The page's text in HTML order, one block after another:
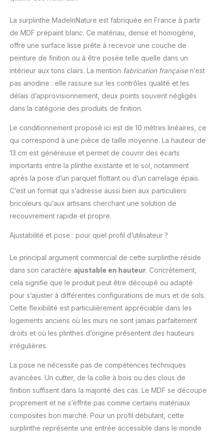
finales (13.1 cm, 10.9 cm,
7.9 cm), s'adapte
parfaitement à vos
anciennes plinthes. La
simplement avec un
cutter sur les
emplacements. Poncé
légèrement la découpe
finition. Plinthe de
recouvrement pré-
peinte pour une finition
optimale : Livrée avec
une couche de peinture
blanche, prête à
l'emploi ou à
personnaliser avec une
peinture de finition pour
une résistance accrue.
écologique : Conçue en
avec certification PEFC,
garantissant une
gestion durable des
forêts et un produit de
qualité. Surplinthe
fabrication française :
Produit fabriqué en
France, gage de qualité
et de respect des
européennes.
La surplinthe MadeInNature est fabriquée en France à partir
de MDF prépaint blanc. Ce matériau, dense et homogène,
offre une surface lisse prête à recevoir une couche de
peinture de finition ou à être posée telle quelle dans un
intérieur aux tons clairs. La mention fabrication françaisen’est
pas anodine : elle rassure sur les contrôles qualité et les
délais d’approvisionnement, deux points souvent négligés
dans la catégorie des produits de finition.
Le conditionnement proposé ici est de 10 mètres linéaires, ce
qui correspond à une pièce de taille moyenne. La hauteur de
13 cm est généreuse et permet de couvrir des écarts
importants entre la plinthe existante et le sol, notamment
après la pose d’un parquet flottant ou d’un carrelage épais.
C’est un format qui s’adresse aussi bien aux particuliers
bricoleurs qu’aux artisans cherchant une solution de
recouvrement rapide et propre.
Ajustabilité et pose : pour quel profil d’utilisateur ?
Le principal argument commercial de cette surplinthe réside
dans son caractère ajustable en hauteur. Concrètement,
cela signifie que le produit peut être découpé ou adapté
pour s’ajuster à différentes configurations de murs et de sols.
Cette flexibilité est particulièrement appréciable dans les
logements anciens où les murs ne sont jamais parfaitement
droits et où les plinthes d’origine présentent des hauteurs
irrégulières.
La pose ne nécessite pas de compétences techniques
avancées. Un cutter, de la colle à bois ou des clous de
finition suffisent dans la majorité des cas. Le MDF se découpe
proprement et ne s’effrite pas comme certains matériaux
composites bon marché. Pour un profil débutant, cette
surplinthe représente une entrée accessible dans le monde